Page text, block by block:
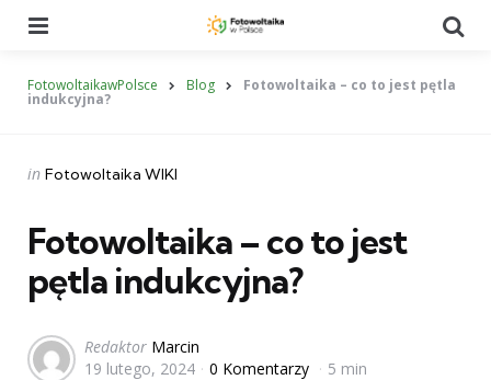
FotowoltaikawPolsce Blog Fotowoltaika – co to jest pętla
indukcyjna?
Categories
Posted
in Fotowoltaika WIKI
Fotowoltaika – co to jest
pętla indukcyjna?
Posted
by
Redaktor Marcin
19 lutego, 2024
0 Komentarzy 5 min